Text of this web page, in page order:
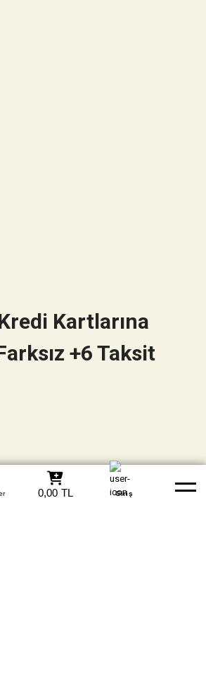
0850 305 09 70
Hesapları Whatsapp Yardım
0,00 TL Giriş
Kartlarına
+6 Taksit